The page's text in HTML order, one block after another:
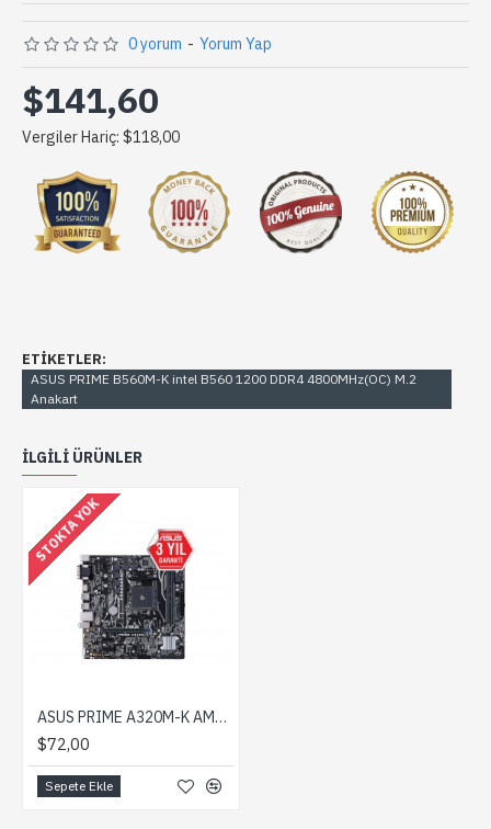
0 yorum - Yorum Yap
$141,60
Vergiler Hariç: $118,00
ETIKETLER:
ASUS PRIME B560M-K intel B560 1200 DDR4 4800MHz(OC) M.2
Anakart
ILGILI ÜRÜNLER
STOKTA YOK
ASUS PRIME A320M-K AM4 DDR4 3200MHz, 32Gb/s M.2, HDMI, SATA 6Gb/s ve USB 3.1
$72,00
Sepete Ekle